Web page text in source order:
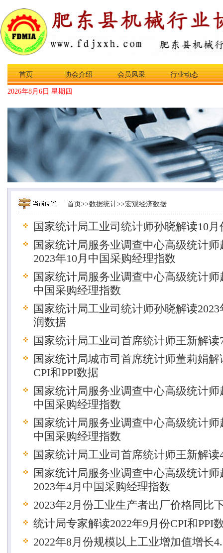
首页 协会介绍 会员风采 行业动态
2026年8月6日 星期四
首页>>数据统计>>宏观经济数据
国家统计局工业司统计师孙晓解读10
国家统计局服务业调查中心高级统计
2023年10月中国采购经理指数
国家统计局服务业调查中心高级统计师
中国采购经理指数
国家统计局工业司统计师孙晓解读
润数据
国家统计局工业司首席统计师王新解
国家统计局城市司首席统计师董莉娟解
CPI和PPI数据
国家统计局服务业调查中心高级统计师
中国采购经理指数
国家统计局服务业调查中心高级统计师
中国采购经理指数
国家统计局工业司首席统计师王新解
国家统计局服务业调查中心高级统计
2023年4月中国采购经理指数
2023年2月份工业生产者出厂价格同比
统计局专家解读2022年9月份CPI和PPI
2022年8月份规模以上工业增加值增长